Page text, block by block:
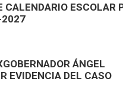
CALENDARIO ESCOLAR
2027
ÁNGEL
EVIDENCIA DEL CASO